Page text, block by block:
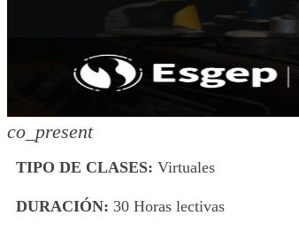
co_present
TIPO DE CLASES: Virtuales
DURACIÓN: 30 Horas lectivas